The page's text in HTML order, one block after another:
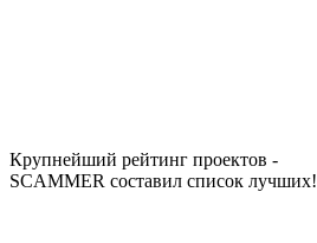
Крупнейший рейтинг проектов -
SCAMMER составил список лучших!